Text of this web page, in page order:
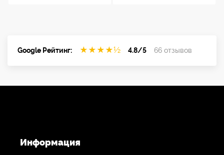
Google Рейтинг: ★ ★ ★ ★½ 4.8/5 66 отзывов
Информация